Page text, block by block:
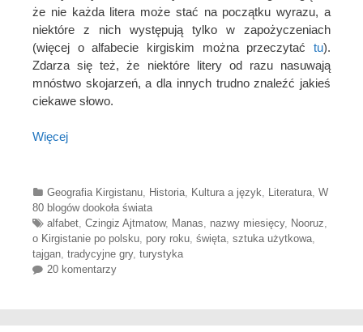
że nie każda litera może stać na początku wyrazu, a
niektóre z nich występują tylko w zapożyczeniach
(więcej o alfabecie kirgiskim można przeczytać tu).
Zdarza się też, że niektóre litery od razu nasuwają
mnóstwo skojarzeń, a dla innych trudno znaleźć jakieś
ciekawe słowo.
Więcej
Categories
Geografia Kirgistanu, Historia, Kultura a język, Literatura, W
80 blogów dookoła świata
Tags
alfabet, Czingiz Ajtmatow, Manas, nazwy miesięcy, Nooruz,
o Kirgistanie po polsku, pory roku, święta, sztuka użytkowa,
tajgan, tradycyjne gry, turystyka
20 komentarzy